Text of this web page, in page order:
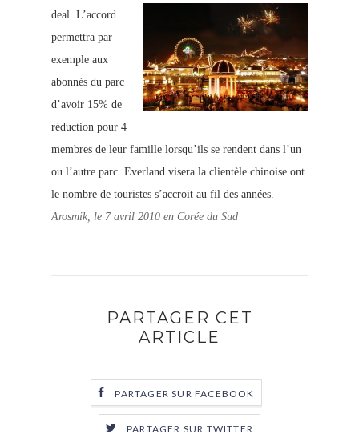
deal. L’accord
permettra par
exemple aux
abonnés du parc
d’avoir 15% de
réduction pour 4
membres de leur famille lorsqu’ils se rendent dans l’un
ou l’autre parc. Everland visera la clientèle chinoise ont
le nombre de touristes s’accroit au fil des années.
Arosmik, le 7 avril 2010 en Corée du Sud
PARTAGER CET
ARTICLE
PARTAGER SUR FACEBOOK
PARTAGER SUR TWITTER